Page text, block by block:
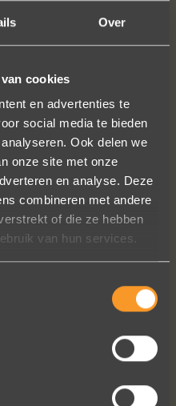
Over
cookies
en advertenties te
social media te bieden
Ook delen we
onze site met onze
en analyse. Deze
combineren met andere
of die ze hebben
van hun services.